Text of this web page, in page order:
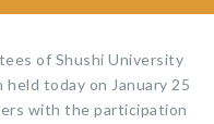
of Shushi University
today on January 25
with the participation